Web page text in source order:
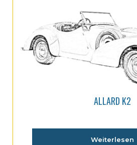
ALLARD K2
Weiterlesen